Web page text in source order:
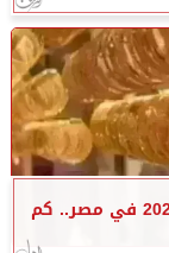
أسعار الذهب اليوم الخميس 6 أغسطس 2026 في مصر.. كم